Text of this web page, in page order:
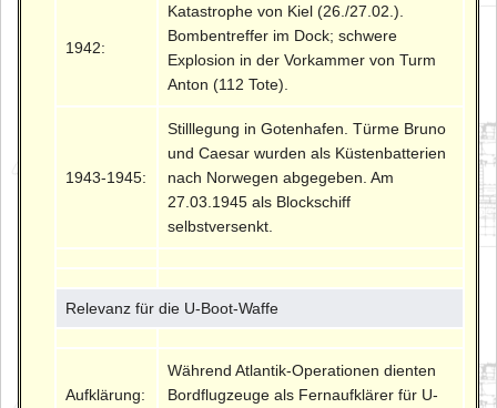
1942:
Katastrophe von Kiel (26./27.02.).
Bombentreffer im Dock; schwere
Explosion in der Vorkammer von Turm
Anton (112 Tote).
1943-1945:
Stilllegung in Gotenhafen. Türme Bruno
und Caesar wurden als Küstenbatterien
nach Norwegen abgegeben. Am
27.03.1945 als Blockschiff
selbstversenkt.
Relevanz für die U-Boot-Waffe
Aufklärung:
Während Atlantik-Operationen dienten
Bordflugzeuge als Fernaufklärer für U-